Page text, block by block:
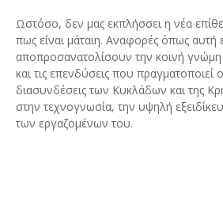
Ωστόσο, δεν μας εκπλήσσει η νέα
πως είναι μάταιη. Αναφορές όπως αυτή
αποπροσανατολίσουν την κοινή
και τις επενδύσεις που
διασυνδέσεις των Κυκλάδων και της
στην τεχνογνωσία, την υψηλή
των εργαζομένων του.